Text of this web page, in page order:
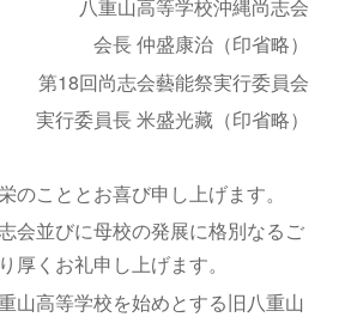
八重山高等学校沖縄尚志会
会長 仲盛康治（印省略）
第18回尚志会藝能祭実行委員会
実行委員長 米盛光藏（印省略）
のこととお喜び申し上げます。
会並びに母校の発展に格別なるご
厚くお礼申し上げます。
山高等学校を始めとする旧八重山